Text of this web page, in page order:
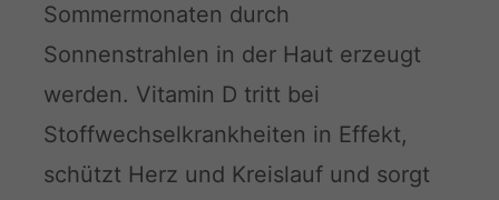
Sommermonaten durch
Sonnenstrahlen in der Haut erzeugt
werden. Vitamin D tritt bei
Stoffwechselkrankheiten in Effekt,
schützt Herz und Kreislauf und sorgt